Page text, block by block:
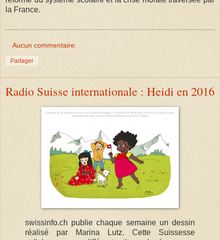
la France.
Aucun commentaire:
Partager
Radio Suisse internationale : Heidi en 2016
swissinfo.ch publie chaque semaine un dessin
réalisé par Marina Lutz. Cette Suissesse